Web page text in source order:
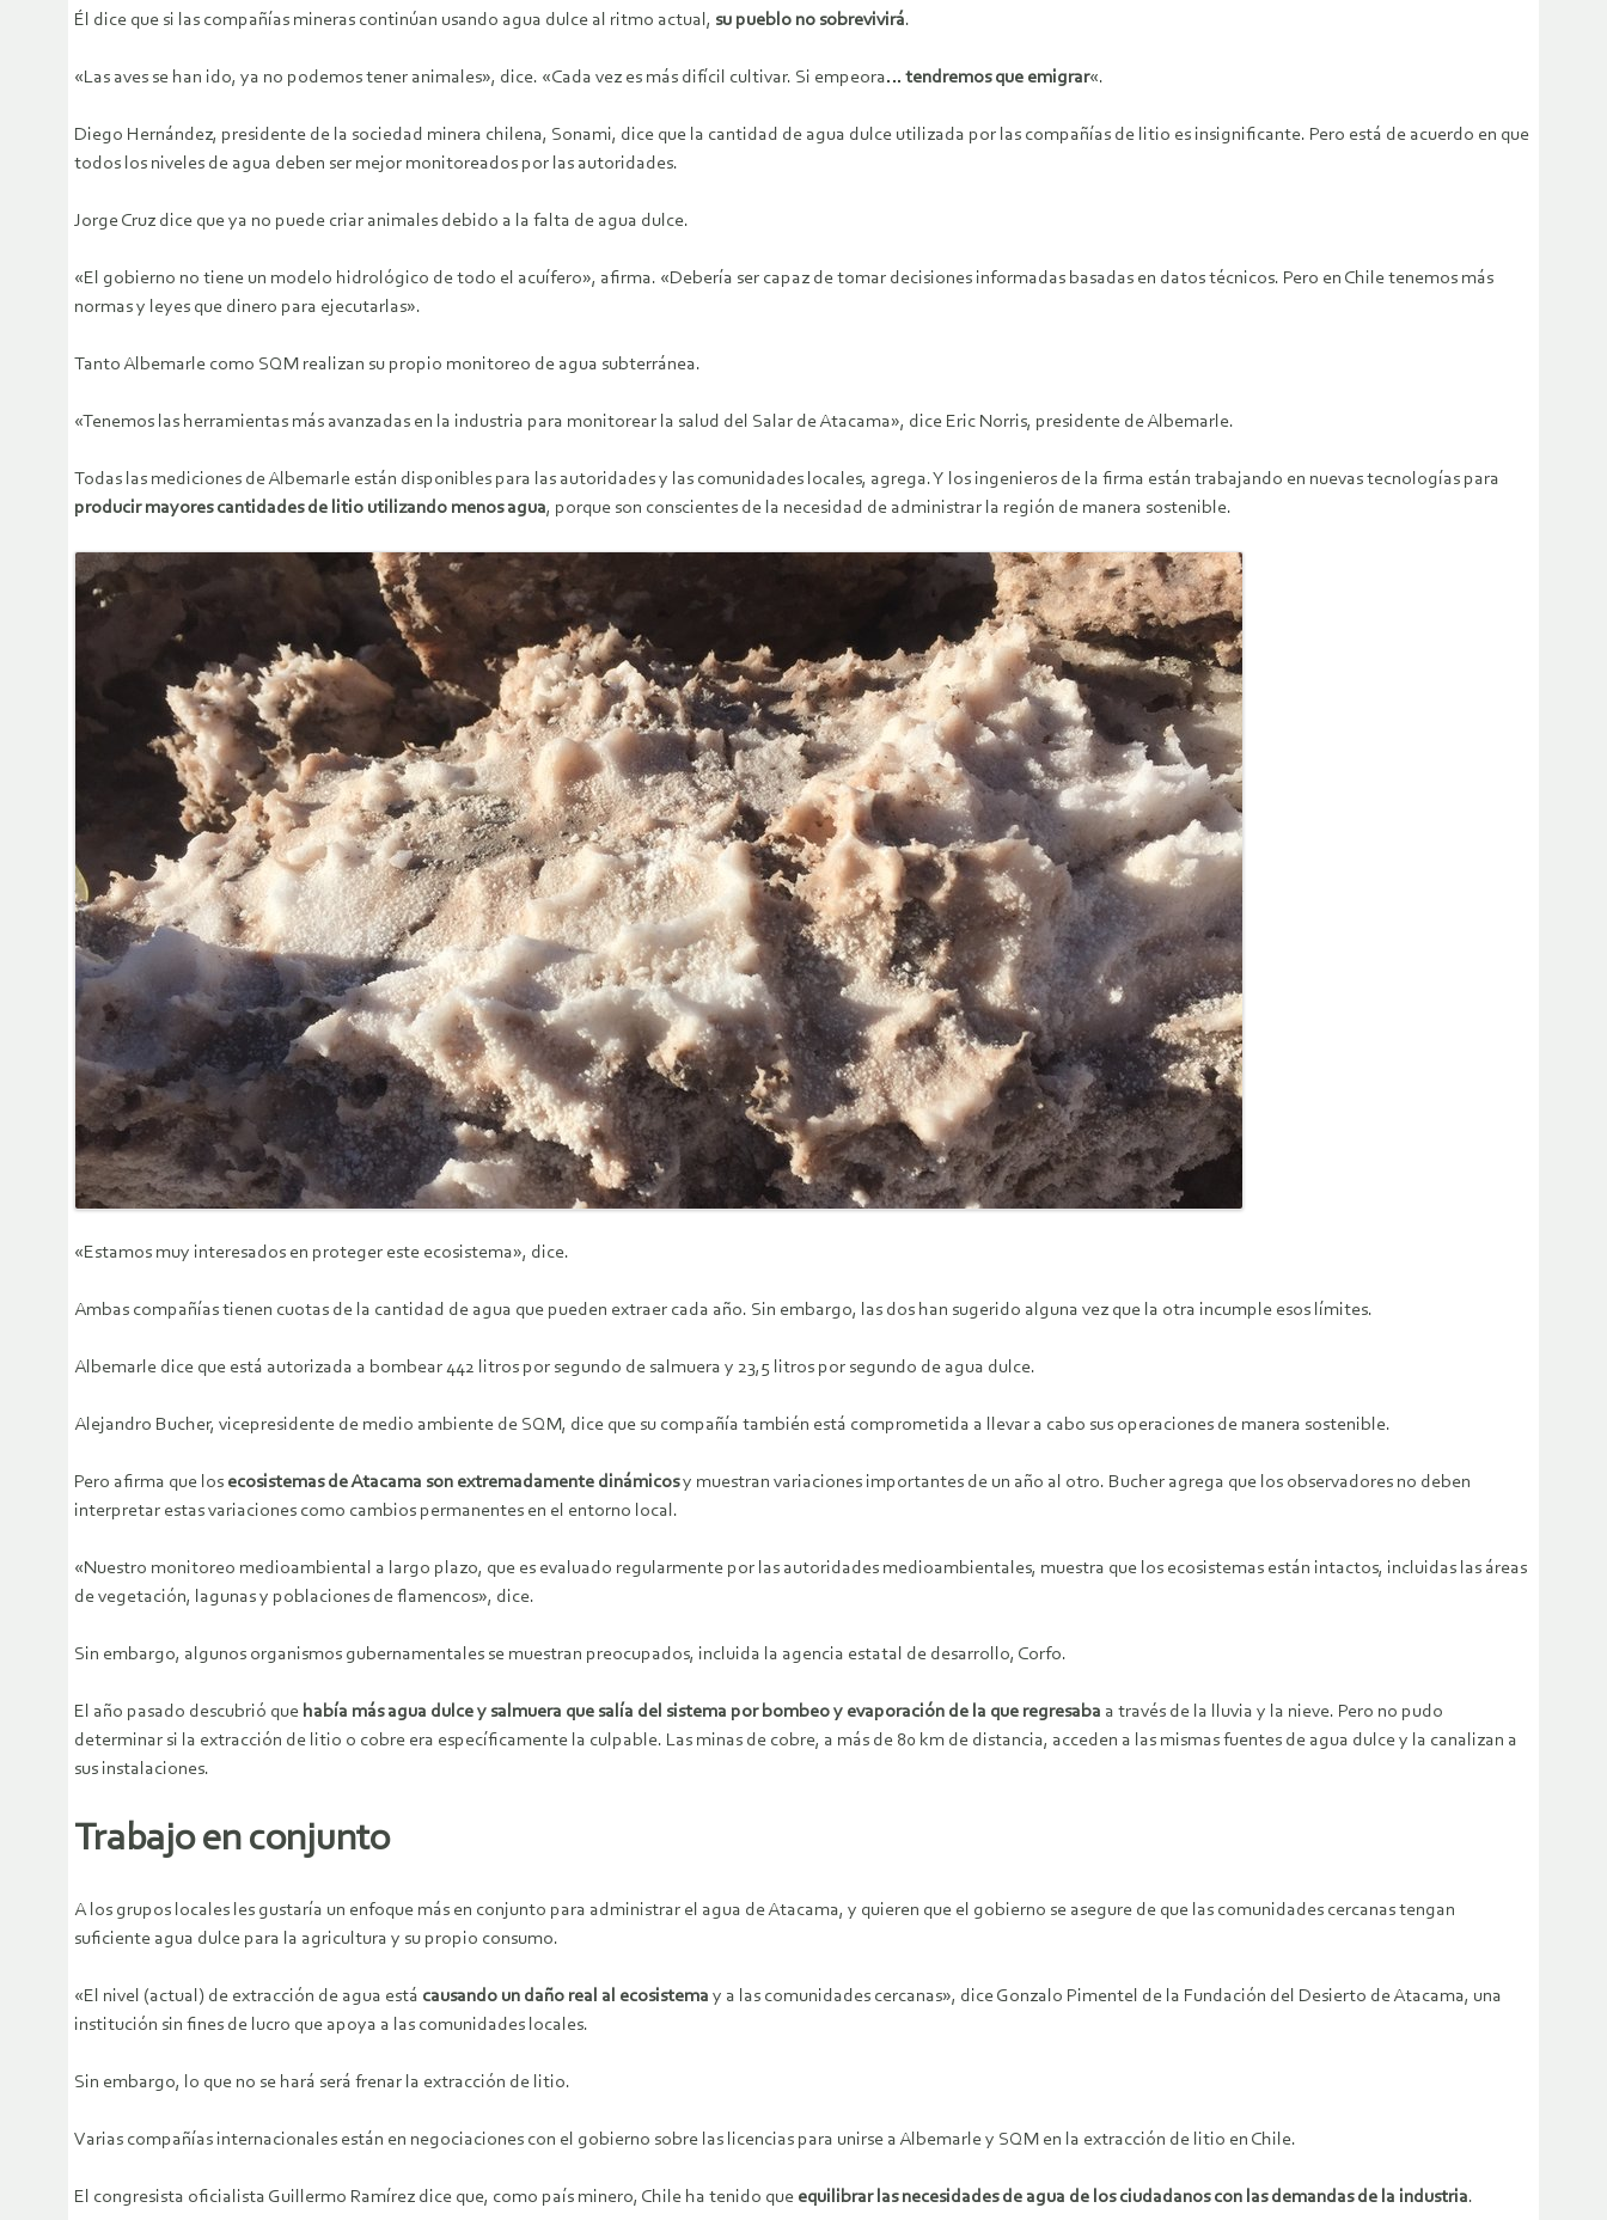
Él dice que si las compañías mineras continúan usando agua dulce al ritmo actual, su pueblo no sobrevivirá.
«Las aves se han ido, ya no podemos tener animales», dice. «Cada vez es más difícil cultivar. Si empeora… tendremos que emigrar«.
Diego Hernández, presidente de la sociedad minera chilena, Sonami, dice que la cantidad de agua dulce utilizada por las compañías de litio es insignificante. Pero está de acuerdo en que
todos los niveles de agua deben ser mejor monitoreados por las autoridades.
Jorge Cruz dice que ya no puede criar animales debido a la falta de agua dulce.
«El gobierno no tiene un modelo hidrológico de todo el acuífero», afirma. «Debería ser capaz de tomar decisiones informadas basadas en datos técnicos. Pero en Chile tenemos más
normas y leyes que dinero para ejecutarlas».
Tanto Albemarle como SQM realizan su propio monitoreo de agua subterránea.
«Tenemos las herramientas más avanzadas en la industria para monitorear la salud del Salar de Atacama», dice Eric Norris, presidente de Albemarle.
Todas las mediciones de Albemarle están disponibles para las autoridades y las comunidades locales, agrega. Y los ingenieros de la firma están trabajando en nuevas tecnologías para
producir mayores cantidades de litio utilizando menos agua, porque son conscientes de la necesidad de administrar la región de manera sostenible.
«Estamos muy interesados en proteger este ecosistema», dice.
Ambas compañías tienen cuotas de la cantidad de agua que pueden extraer cada año. Sin embargo, las dos han sugerido alguna vez que la otra incumple esos límites.
Albemarle dice que está autorizada a bombear 442 litros por segundo de salmuera y 23,5 litros por segundo de agua dulce.
Alejandro Bucher, vicepresidente de medio ambiente de SQM, dice que su compañía también está comprometida a llevar a cabo sus operaciones de manera sostenible.
Pero afirma que los ecosistemas de Atacama son extremadamente dinámicosy muestran variaciones importantes de un año al otro. Bucher agrega que los observadores no deben
interpretar estas variaciones como cambios permanentes en el entorno local.
«Nuestro monitoreo medioambiental a largo plazo, que es evaluado regularmente por las autoridades medioambientales, muestra que los ecosistemas están intactos, incluidas las áreas
de vegetación, lagunas y poblaciones de flamencos», dice.
Sin embargo, algunos organismos gubernamentales se muestran preocupados, incluida la agencia estatal de desarrollo, Corfo.
El año pasado descubrió que había más agua dulce y salmuera que salía del sistema por bombeo y evaporación de la que regresaba a través de la lluvia y la nieve. Pero no pudo
determinar si la extracción de litio o cobre era específicamente la culpable. Las minas de cobre, a más de 80 km de distancia, acceden a las mismas fuentes de agua dulce y la canalizan a
sus instalaciones.
Trabajo en conjunto
A los grupos locales les gustaría un enfoque más en conjunto para administrar el agua de Atacama, y quieren que el gobierno se asegure de que las comunidades cercanas tengan
suficiente agua dulce para la agricultura y su propio consumo.
«El nivel (actual) de extracción de agua está causando un daño real al ecosistema y a las comunidades cercanas», dice Gonzalo Pimentel de la Fundación del Desierto de Atacama, una
institución sin fines de lucro que apoya a las comunidades locales.
Sin embargo, lo que no se hará será frenar la extracción de litio.
Varias compañías internacionales están en negociaciones con el gobierno sobre las licencias para unirse a Albemarle y SQM en la extracción de litio en Chile.
El congresista oficialista Guillermo Ramírez dice que, como país minero, Chile ha tenido que equilibrar las necesidades de agua de los ciudadanos con las demandas de la industria.